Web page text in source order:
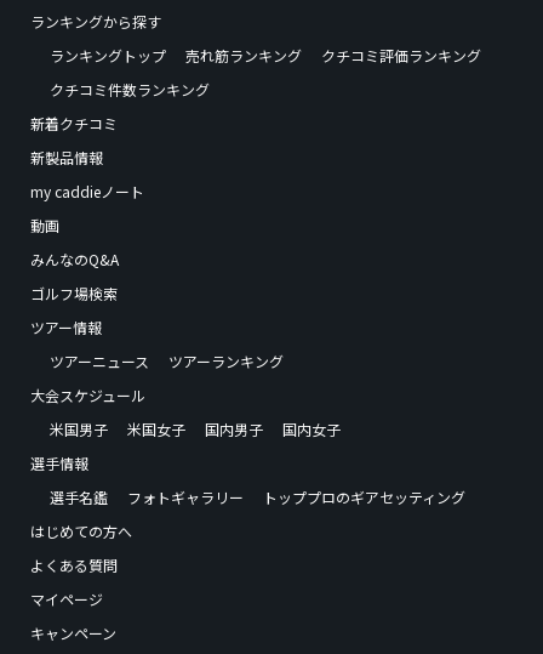
ランキングから探す
ランキングトップ
売れ筋ランキング
クチコミ評価ランキング
クチコミ件数ランキング
新着クチコミ
新製品情報
my caddieノート
動画
みんなのQ&A
ゴルフ場検索
ツアー情報
ツアーニュース
ツアーランキング
大会スケジュール
米国男子
米国女子 国内男子
国内女子
選手情報
選手名鑑
フォトギャラリー
トッププロのギアセッティング
はじめての方へ
よくある質問
マイページ
キャンペーン